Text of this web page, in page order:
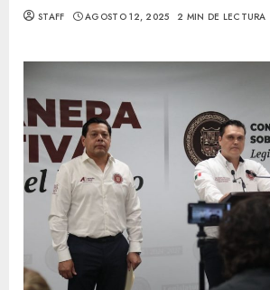
STAFF AGOSTO 12, 2025 2 MIN DE LECTURA